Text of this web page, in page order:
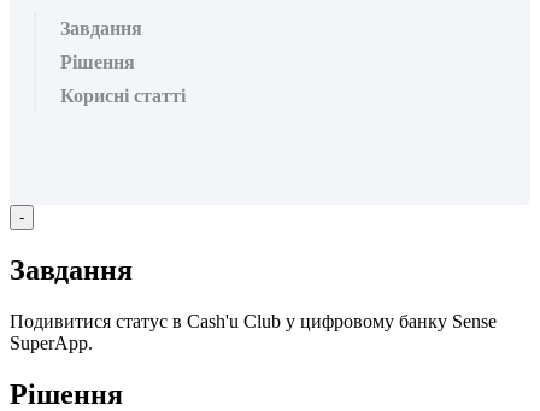
Завдання
Рішення
Корисні статті
-
Завдання
Подивитися статус в Cash'u Club у цифровому банку Sense
SuperApp.
Рішення